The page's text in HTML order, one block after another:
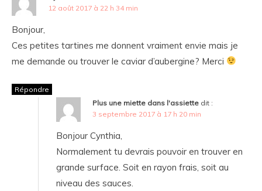
12 août 2017 à 22 h 34 min
Bonjour,
Ces petites tartines me donnent vraiment envie mais je
me demande ou trouver le caviar d’aubergine? Merci
Répondre
Plus une miette dans l'assiette dit :
3 septembre 2017 à 17 h 20 min
Bonjour Cynthia,
Normalement tu devrais pouvoir en trouver en
grande surface. Soit en rayon frais, soit au
niveau des sauces.